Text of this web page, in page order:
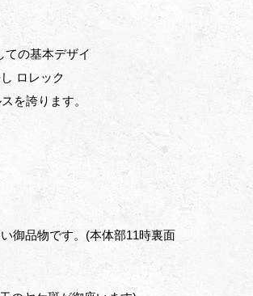
ての基本デザイ
ロレック
を誇ります。
御品物です。(本体部11時裏面